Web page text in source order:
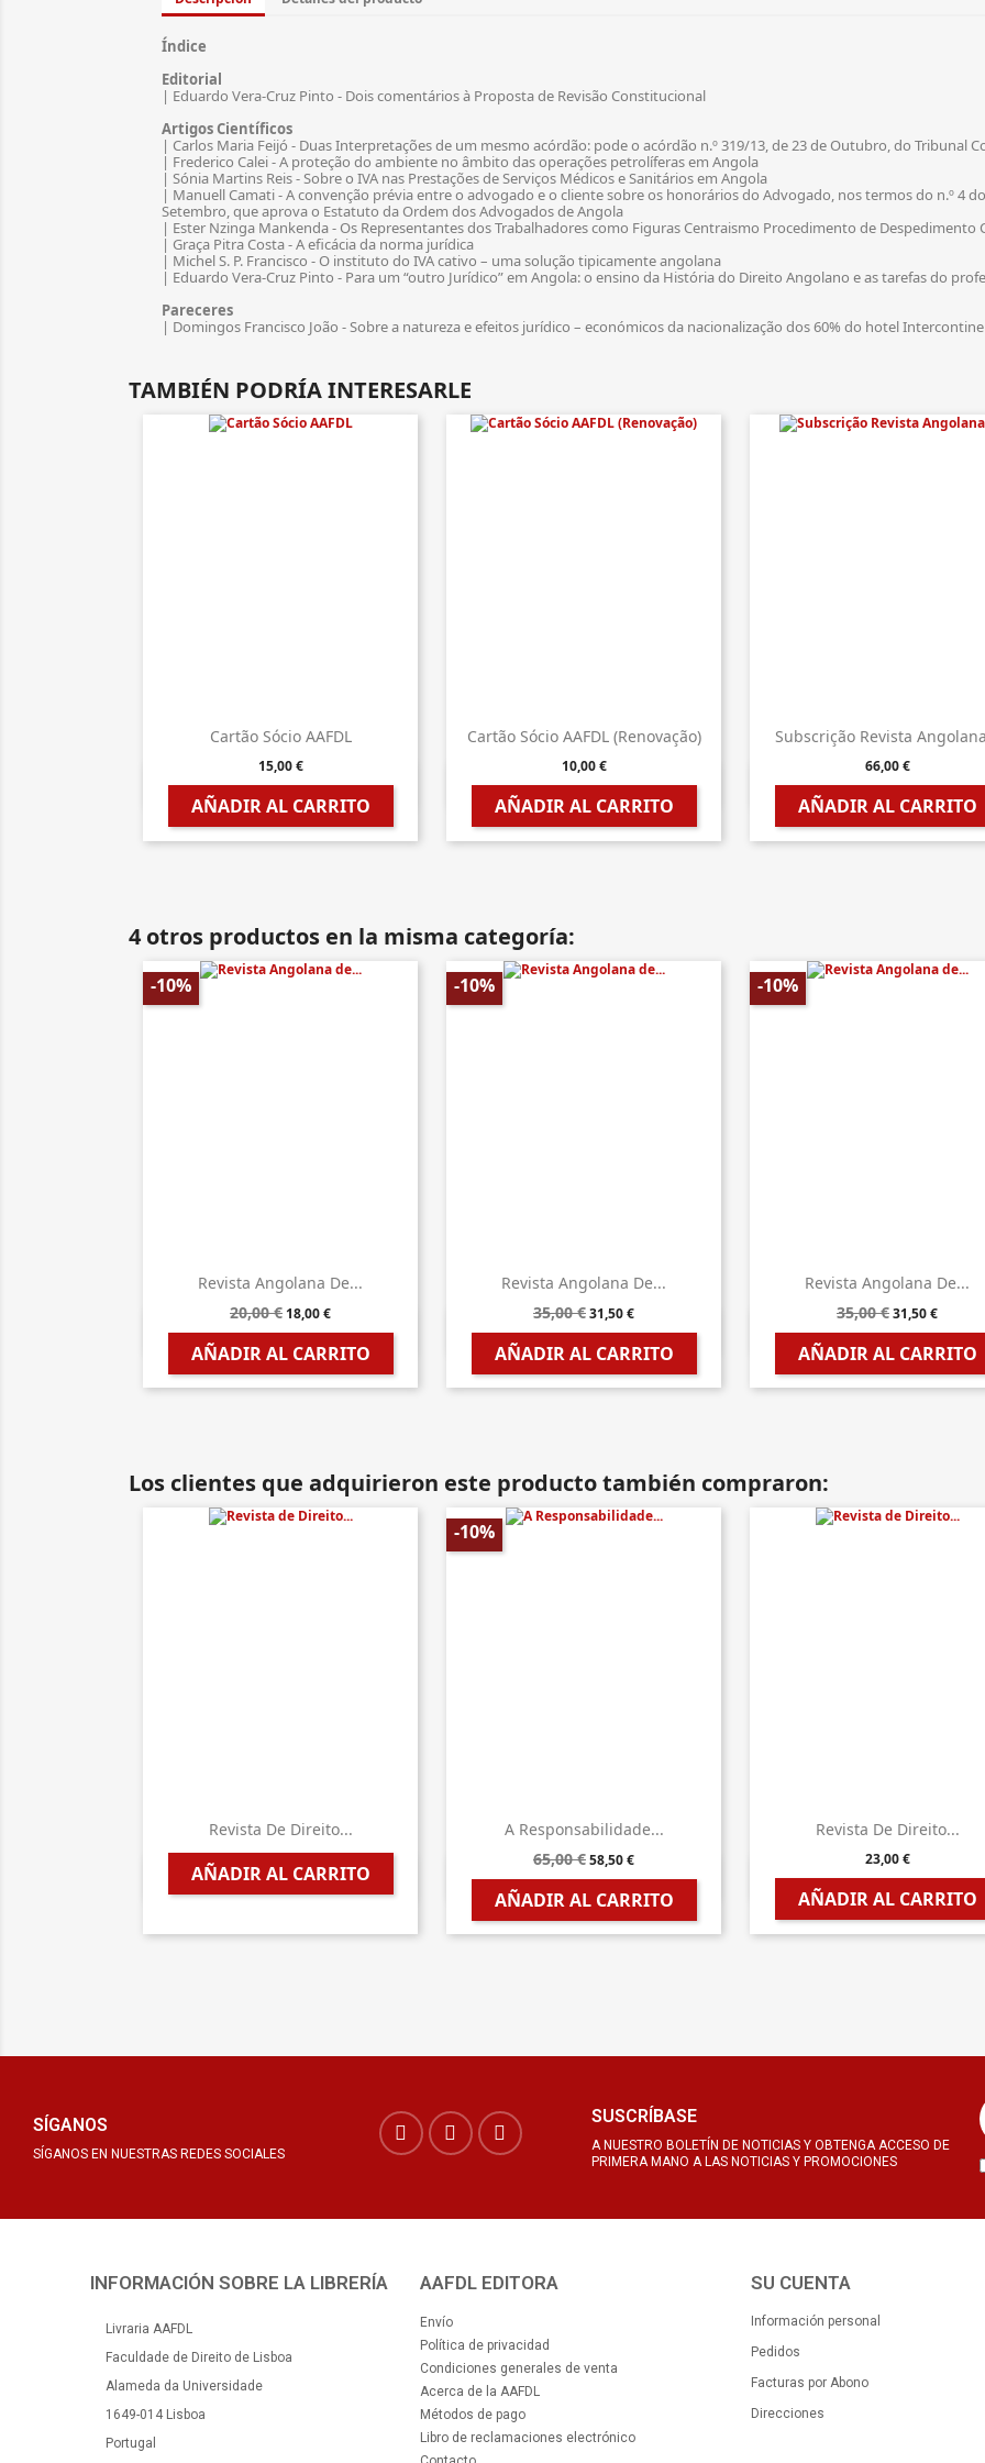
Índice
Editorial
| Eduardo Vera-Cruz Pinto - Dois comentários à Proposta de Revisão Constitucional
Artigos Científicos
| Carlos Maria Feijó - Duas Interpretações de um mesmo acórdão: pode o acórdão n.º 319/13, de 23 de Outubro, do Tribunal
| Frederico Calei - A proteção do ambiente no âmbito das operações petrolíferas em Angola
| Sónia Martins Reis - Sobre o IVA nas Prestações de Serviços Médicos e Sanitários em Angola
| Manuell Camati - A convenção prévia entre o advogado e o cliente sobre os honorários do Advogado, nos termos do n.º 4
Setembro, que aprova o Estatuto da Ordem dos Advogados de Angola
| Ester Nzinga Mankenda - Os Representantes dos Trabalhadores como Figuras Centraismo Procedimento de Despedimento
| Graça Pitra Costa - A eficácia da norma jurídica
| Michel S. P. Francisco - O instituto do IVA cativo – uma solução tipicamente angolana
| Eduardo Vera-Cruz Pinto - Para um “outro Jurídico” em Angola: o ensino da História do Direito Angolano e as tarefas do
Pareceres
| Domingos Francisco João - Sobre a natureza e efeitos jurídico – económicos da nacionalização dos 60% do hotel
TAMBIÉN PODRÍA INTERESARLE
Cartão Sócio AAFDL
15,00 €
AÑADIR AL CARRITO
 Vista rápida
Cartão Sócio AAFDL (Renovação)
10,00 €
AÑADIR AL CARRITO
 Vista rápida
Subscrição Revista
66,00 €
AÑADIR AL CARRITO
 Vista rápida
4 otros productos en la misma categoría:
Revista Angolana De...
20,00 € 18,00 €
AÑADIR AL CARRITO
-10%
 Vista rápida
Revista Angolana De...
35,00 €31,50 €
AÑADIR AL CARRITO
-10%
 Vista rápida
Revista Angolana De...
35,00 €31,50 €
AÑADIR AL CARRITO
-10%
 Vista rápida
Los clientes que adquirieron este producto también compraron:
Revista De Direito...
AÑADIR AL CARRITO
 Vista rápida
A Responsabilidade...
65,00 €58,50 €
AÑADIR AL CARRITO
-10%
 Vista rápida
Revista De Direito...
23,00 €
AÑADIR AL CARRITO
 Vista rápida
SÍGANOS
SÍGANOS EN NUESTRAS REDES SOCIALES
SUSCRÍBASE
A NUESTRO BOLETÍN DE NOTICIAS Y OBTENGA ACCESO DE
PRIMERA MANO A LAS NOTICIAS Y PROMOCIONES
INFORMACIÓN SOBRE LA LIBRERÍA
Livraria AAFDL
Faculdade de Direito de Lisboa
Alameda da Universidade
1649-014 Lisboa
Portugal
AAFDL EDITORA
Envío
Política de privacidad
Condiciones generales de venta
Acerca de la AAFDL
Métodos de pago
Libro de reclamaciones electrónico
SU CUENTA
Información personal
Pedidos
Facturas por Abono
Direcciones